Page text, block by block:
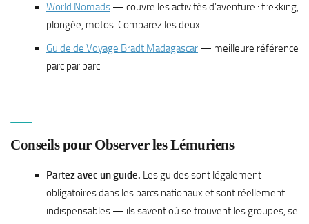
World Nomads — couvre les activités d’aventure : trekking,
plongée, motos. Comparez les deux.
Guide de Voyage Bradt Madagascar — meilleure référence
parc par parc
Conseils pour Observer les Lémuriens
Partez avec un guide. Les guides sont légalement
obligatoires dans les parcs nationaux et sont réellement
indispensables — ils savent où se trouvent les groupes, se